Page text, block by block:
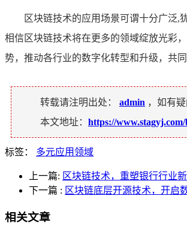
区块链技术的应用场景可谓十分广泛,
相信区块链技术将在更多的领域绽放光彩
势，推动各行业的数字化转型和升级，共
转载请注明出处： admin ，如有
本文地址： https://
标签： 多元应用领域
上一篇: 区块链技术，重塑银行行业
下一篇 : 区块链底层开源技术，开启
相关文章